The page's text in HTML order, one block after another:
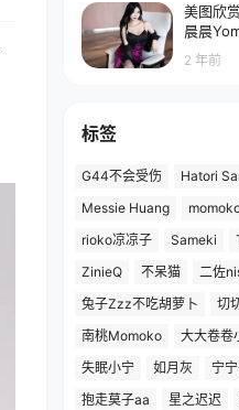
美图欣
晨晨
／
2 年前
标签
G44不会受伤 Hatori
Messie Huang
rioko凉凉子
Sameki
ZinieQ
不呆猫
二佐
兔子Zzz不吃胡萝卜
切
南桃Momoko
大大卷卷
失眠小宁
如月灰 宁
抱走莫子aa
星之迟迟